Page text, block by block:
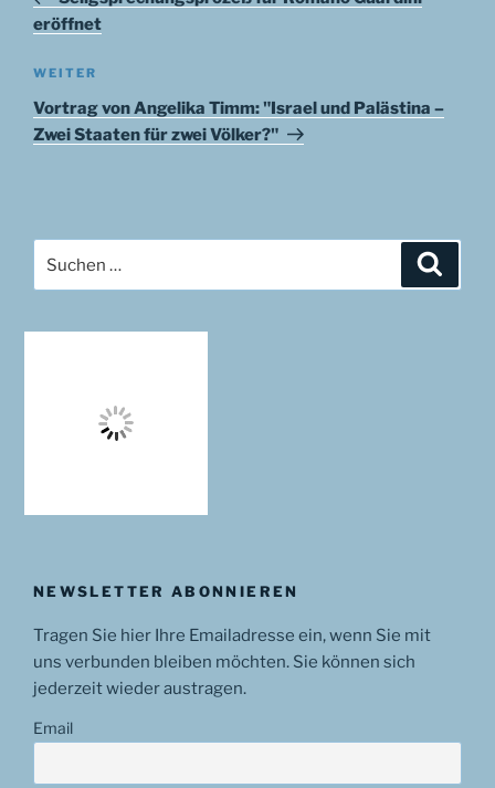
eröffnet
Nächster
Beitrag
WEITER
Vortrag von Angelika Timm: "Israel und Palästina –
Zwei Staaten für zwei Völker?"
nach:
NEWSLETTER ABONNIEREN
Tragen Sie hier Ihre Emailadresse ein, wenn Sie mit
uns verbunden bleiben möchten. Sie können sich
jederzeit wieder austragen.
Email